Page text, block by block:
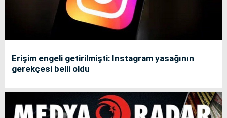
Erişim engeli getirilmişti: Instagram yasağının
gerekçesi belli oldu